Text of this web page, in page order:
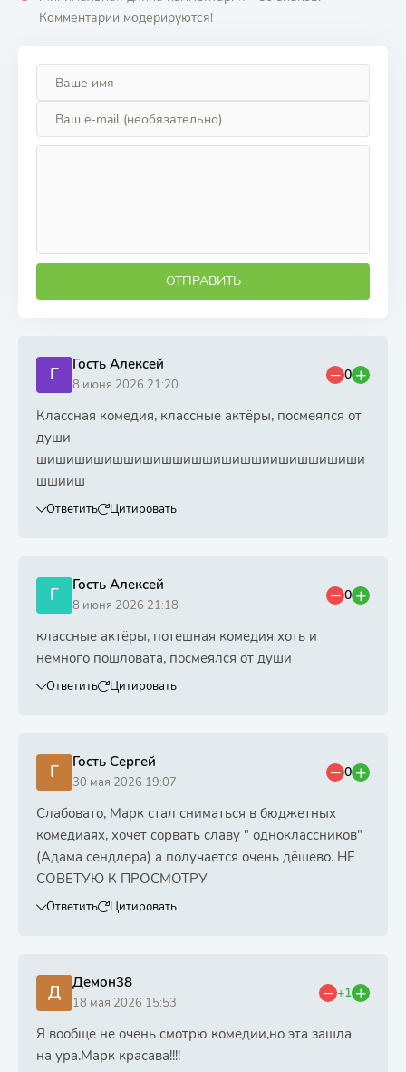
Комментарии модерируются!
ОТПРАВИТЬ
Г Гость Алексей
8 июня 2026 21:20
0
Классная комедия, классные актёры, посмеялся от
души
шишишишишшишишшишшишишшиишишшишиши
шшииш
Ответить Цитировать
Г Гость Алексей
8 июня 2026 21:18
0
классные актёры, потешная комедия хоть и
немного пошловата, посмеялся от души
Ответить Цитировать
Г Гость Сергей
30 мая 2026 19:07
0
Слабовато, Марк стал сниматься в бюджетных
комедиаях, хочет сорвать славу " одноклассников"
(Адама сендлера) а получается очень дёшево. НЕ
СОВЕТУЮ К ПРОСМОТРУ
Ответить Цитировать
Д Демон38
18 мая 2026 15:53
+1
Я вообще не очень смотрю комедии,но эта зашла
на ура.Марк красава!!!!